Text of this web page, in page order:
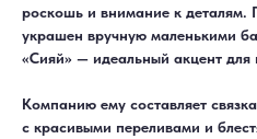
роскошь и внимание к
украшен вручную маленькими
«Сияй» — идеальный акцент
Компанию ему составляет
с красивыми переливами и
ДОСТАВКА
Ежедневно, круглосуточно С 10:00 до 19:30
Для девушек
Для мужчин
Для детей
Акции
Гарантия и возврат